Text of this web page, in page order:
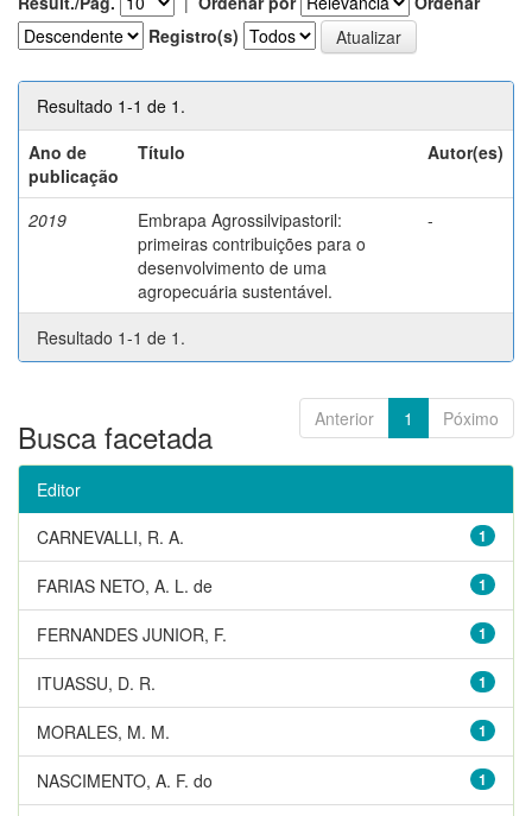
Registro(s)
Resultado 1-1 de 1.
Ano de
publicação
Título Autor(es)
2019
Embrapa Agrossilvipastoril:
primeiras contribuições para o
desenvolvimento de uma
agropecuária sustentável.
-
Resultado 1-1 de 1.
Anterior 1 Póximo
Busca facetada
Editor
1
CARNEVALLI, R. A.
1
FARIAS NETO, A. L. de
1
FERNANDES JUNIOR, F.
1
ITUASSU, D. R.
1
MORALES, M. M.
1
NASCIMENTO, A. F. do